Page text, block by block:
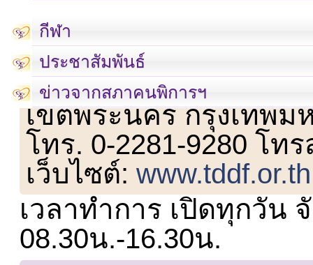
กีฬา
ประชาสัมพันธ์
ข่าวจากสภาคนพิการฯ
เลขที่ 23 ชั้น 2 ถนนวิ
เขตพระนคร กรุงเทพม
โทร. 0-2281-9280 โท
เว็บไซต์:www.tddf.or.th
เวลาทำการ เปิดทุกวัน
08.30น.-16.30น.